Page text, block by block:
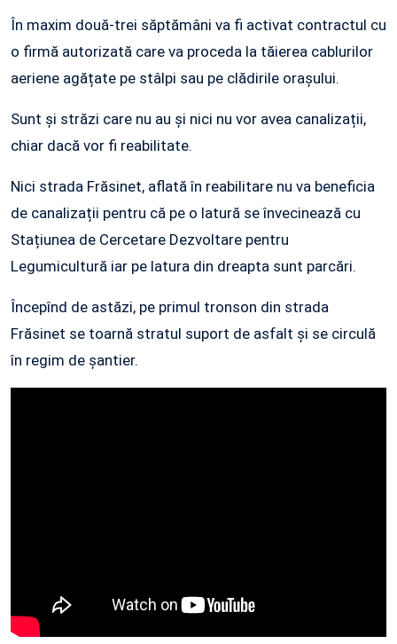
În maxim două-trei săptămâni va fi activat contractul cu
o firmă autorizată care va proceda la tăierea cablurilor
aeriene agățate pe stâlpi sau pe clădirile orașului.
Sunt și străzi care nu au și nici nu vor avea canalizații,
chiar dacă vor fi reabilitate.
Nici strada Frăsinet, aflată în reabilitare nu va beneficia
de canalizații pentru că pe o latură se învecinează cu
Stațiunea de Cercetare Dezvoltare pentru
Legumicultură iar pe latura din dreapta sunt parcări.
Începînd de astăzi, pe primul tronson din strada
Frăsinet se toarnă stratul suport de asfalt și se circulă
în regim de șantier.